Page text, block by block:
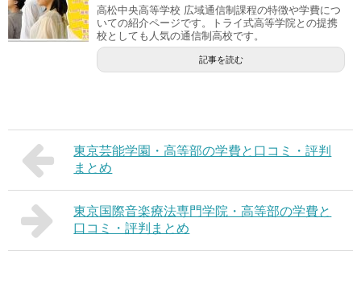
高松中央高等学校 広域通信制課程の特徴や学費につ
いての紹介ページです。トライ式高等学院との提携
校としても人気の通信制高校です。
記事を読む
東京芸能学園・高等部の学費と口コミ・評判
まとめ
東京国際音楽療法専門学院・高等部の学費と
口コミ・評判まとめ